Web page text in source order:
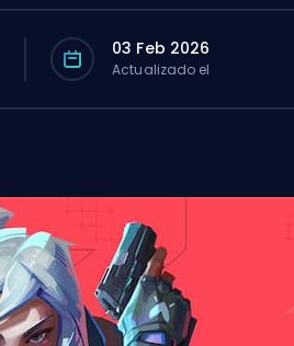
03 Feb 2026
Actualizado el